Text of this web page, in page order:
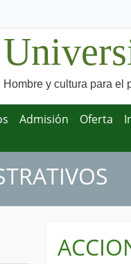
Hombre y cultura para el
Admisión Oferta